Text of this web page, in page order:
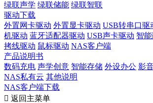
绿联声学 绿联储能 绿联智联
驱动下载
外置网卡驱动 外置显卡驱动 USB转串口驱
机驱动 蓝牙适配器驱动 USB声卡驱动 智
拷线驱动 鼠标驱动 NAS客户端
产品说明书
数码充电 声学创意 智能存储 外设办公 影
NAS私有云 其他说明
NAS客户端下载
 返回主菜单